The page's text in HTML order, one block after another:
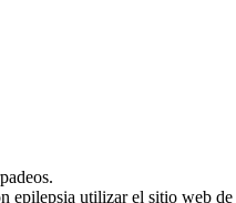
epilepsia utilizar el sitio web